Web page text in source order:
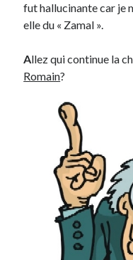
fut hallucinante car je
elle du « Zamal ».
Allez qui continue la
Romain?